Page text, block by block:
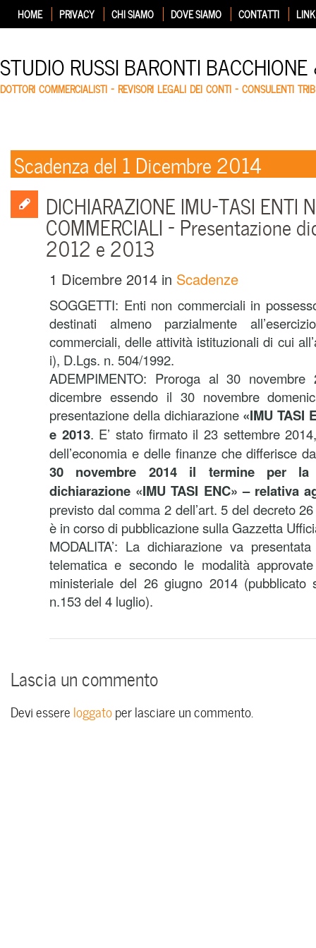
HOME PRIVACY CHI SIAMO DOVE SIAMO CONTATTI LINK
STUDIO RUSSI BARONTI
DOTTORI COMMERCIALISTI – REVISORI LEGALI DEI CONTI – CONSULENTI
Scadenza del 1 Dicembre 2014
DICHIARAZIONE IMU-TASI ENTI
COMMERCIALI – Presentazione
2012 e 2013
1 Dicembre 2014 in Scadenze
SOGGETTI: Enti non commerciali in
destinati almeno parzialmente
commerciali, delle attività istituzionali di cui
i), D.Lgs. n. 504/1992.
ADEMPIMENTO: Proroga al 30
dicembre essendo il 30 novembre
presentazione della dichiarazione«IMU TASI
e 2013. E’ stato firmato il 23 settembre
dell’economia e delle finanze che differisce
30 novembre 2014 il termine per la
dichiarazione «IMU TASI ENC» – relativa
previsto dal comma 2 dell’art. 5 del decreto
è in corso di pubblicazione sulla Gazzetta
MODALITA’: La dichiarazione va
telematica e secondo le modalità
ministeriale del 26 giugno 2014 (pubblicato
n.153 del 4 luglio).
Lascia un commento
Devi essere loggatoper lasciare un commento.